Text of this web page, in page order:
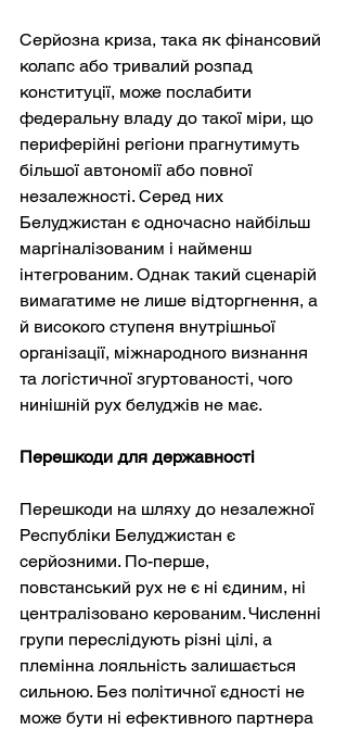
Серйозна криза, така як фінансовий
колапс або тривалий розпад
конституції, може послабити
федеральну владу до такої міри, що
периферійні регіони прагнутимуть
більшої автономії або повної
незалежності. Серед них
Белуджистан є одночасно найбільш
маргіналізованим і найменш
інтегрованим. Однак такий сценарій
вимагатиме не лише відторгнення, а
й високого ступеня внутрішньої
організації, міжнародного визнання
та логістичної згуртованості, чого
нинішній рух белуджів не має.
Перешкоди для державності
Перешкоди на шляху до незалежної
Республіки Белуджистан є
серйозними. По-перше,
повстанський рух не є ні єдиним, ні
централізовано керованим. Численні
групи переслідують різні цілі, а
племінна лояльність залишається
сильною. Без політичної єдності не
може бути ні ефективного партнера